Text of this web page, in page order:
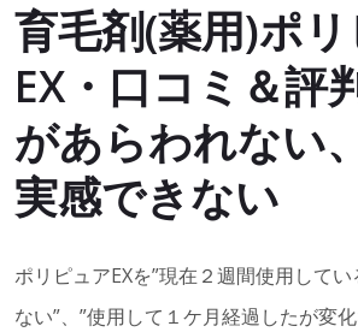
育毛剤(薬用)ポ
EX・口コミ＆評
があらわれない
実感できない
ポリピュアEXを”現在２週間使用して
ない”、”使用して１ケ月経過したが変